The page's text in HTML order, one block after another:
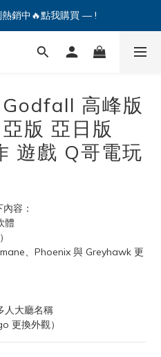
銷中🔥點我購買 — !
銷中🔥點我購買 — !
好友領優惠券！🎫
高峰版
版 亞日版
遊戲 Q哥電玩
容：
體
、Phoenix 與 Greyhawk 更
人大廳名稱
更換外觀）